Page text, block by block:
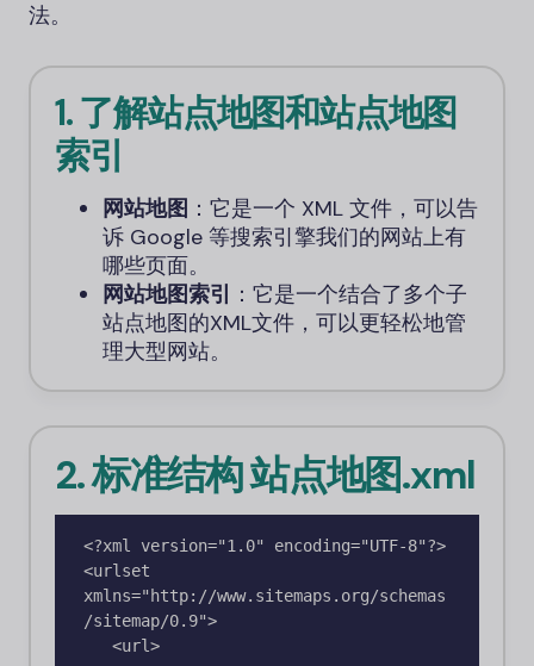
法。
1. 了解站点地图和站点地图
索引
网站地图 ：它是一个 XML 文件，可以告
诉 Google 等搜索引擎我们的网站上有
哪些页面。
网站地图索引 ：它是一个结合了多个子
站点地图的XML文件，可以更轻松地管
理大型网站。
2. 标准结构站点地图.xml
<?xml version="1.0" encoding="UTF-8"?>
<urlset
xmlns="http://www.sitemaps.org/schemas
/sitemap/0.9">